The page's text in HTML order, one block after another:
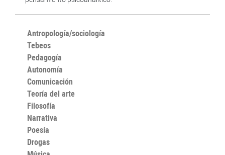
Antropología/sociología
Tebeos
Pedagogía
Autonomía
Comunicación
Teoría del arte
Filosofía
Narrativa
Poesía
Drogas